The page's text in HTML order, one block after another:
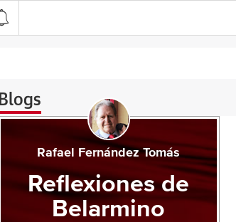
Blogs
Rafael Fernández Tomás
Reflexiones de
Belarmino